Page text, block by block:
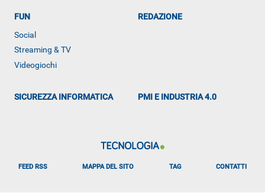
ALTRO
FUN
Social
Streaming & TV
Videogiochi
REDAZIONE
SICUREZZA INFORMATICA PMI E INDUSTRIA 4.0
FEED RSS MAPPA DEL SITO TAG CONTATTI